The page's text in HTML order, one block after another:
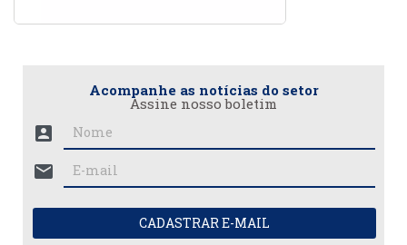
Acompanhe as notícias do setor
Assine nosso boletim
account_box
mail
CADASTRAR E-MAIL